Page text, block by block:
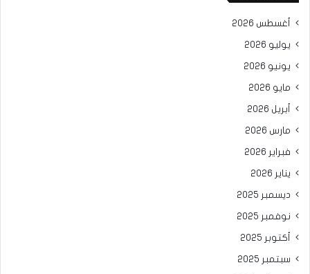
أغسطس 2026
يوليو 2026
يونيو 2026
مايو 2026
أبريل 2026
مارس 2026
فبراير 2026
يناير 2026
ديسمبر 2025
نوفمبر 2025
أكتوبر 2025
سبتمبر 2025